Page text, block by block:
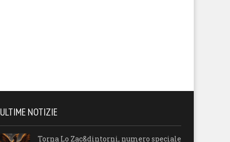
ULTIME NOTIZIE
Torna Lo Zac&dintorni, numero speciale